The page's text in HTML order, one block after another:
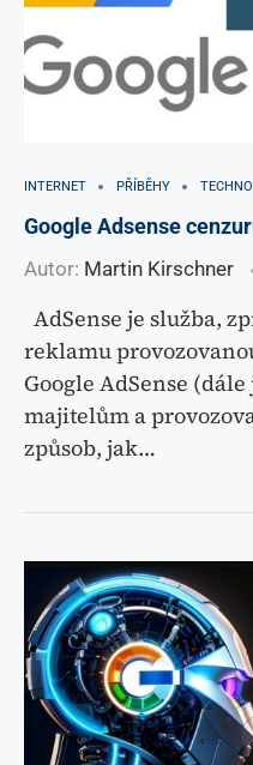
INTERNET PŘÍBĚHY
Google Adsense
Autor: Martin Kirschner
AdSense je služba,
reklamu
Google AdSense
majitelům a
způsob, jak…